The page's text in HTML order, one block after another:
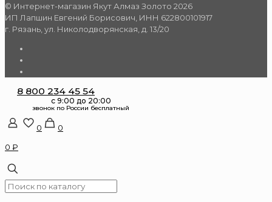
© Интернет-магазин Якут Алмаз Золото 2026
ИП Лапшин Евгений Борисович, ИНН 622800101917
г. Рязань, ул. Николодворянская, д. 13/20
8 800 234 45 54
0
0
0 ₽